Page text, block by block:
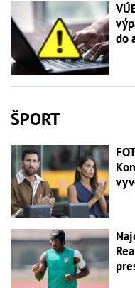
do
ŠPORT